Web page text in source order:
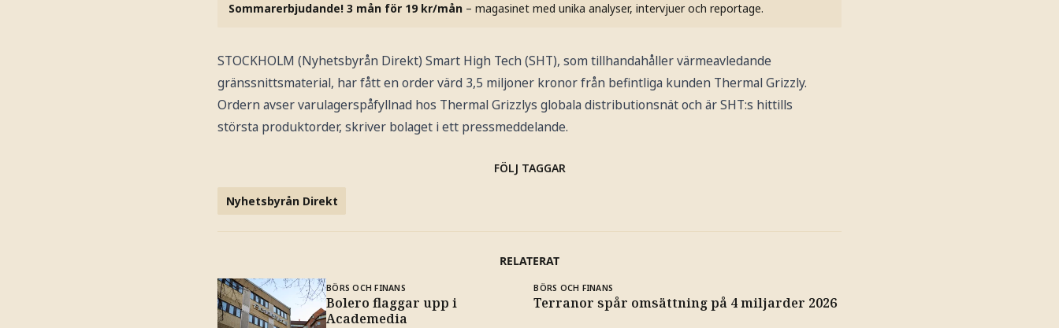
Sommarerbjudande! 3 mån för 19 kr/mån – magasinet med unika analyser, intervjuer och reportage.
STOCKHOLM (Nyhetsbyrån Direkt) Smart High Tech (SHT), som tillhandahåller värmeavledande
gränssnittsmaterial, har fått en order värd 3,5 miljoner kronor från befintliga kunden Thermal Grizzly.
Ordern avser varulagerspåfyllnad hos Thermal Grizzlys globala distributionsnät och är SHT:s hittills
största produktorder, skriver bolaget i ett pressmeddelande.
FÖLJ TAGGAR
Nyhetsbyrån Direkt
RELATERAT
BÖRS OCH FINANS
Bolero flaggar upp i
Academedia
BÖRS OCH FINANS
Terranor spår omsättning på 4 miljarder 2026